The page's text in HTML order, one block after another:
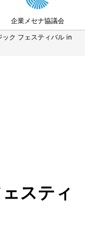
企業メセナ協議会
ック フェスティバル in
スティ